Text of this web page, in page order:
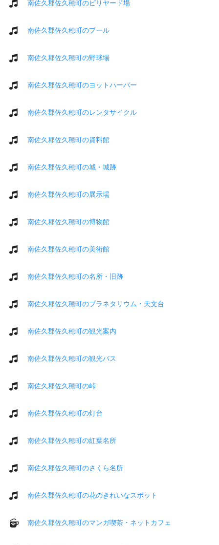
南佐久郡佐久穂町のビリヤード場
南佐久郡佐久穂町のプール
南佐久郡佐久穂町の野球場
南佐久郡佐久穂町のヨットハーバー
南佐久郡佐久穂町のレンタサイクル
南佐久郡佐久穂町の資料館
南佐久郡佐久穂町の城・城跡
南佐久郡佐久穂町の展示場
南佐久郡佐久穂町の博物館
南佐久郡佐久穂町の美術館
南佐久郡佐久穂町の名所・旧跡
南佐久郡佐久穂町のプラネタリウム・天文台
南佐久郡佐久穂町の観光案内
南佐久郡佐久穂町の観光バス
南佐久郡佐久穂町の峠
南佐久郡佐久穂町の灯台
南佐久郡佐久穂町の紅葉名所
南佐久郡佐久穂町のさくら名所
南佐久郡佐久穂町の花のきれいなスポット
南佐久郡佐久穂町のマンガ喫茶・ネットカフェ